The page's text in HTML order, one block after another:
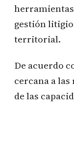
gestión
territorial.
De acuerdo
cercana a
de las